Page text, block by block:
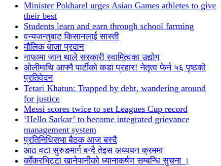
Minister Pokharel urges Asian Games athletes to give
their best
Students learn and earn through school farming
वन्यजन्तुबाट किसानलाई सास्ती
मौलिक बाजा प्रदान
नाफामा जान थाले सरकारी स्वामित्वका उद्योग
ओलीमाथि आफ्नै पार्टीको कडा प्रहार! नेतृत्व फेर्न ५६ पृष्ठको
प्रतिवेदन
Tetari Khatun: Trapped by debt, wandering around
for justice
Messi scores twice to set Leagues Cup record
‘Hello Sarkar’ to become integrated grievance
management system
प्रतिनिधिसभा बैठक आज बस्दै
आठ वटा सुरुङमार्ग बन्दै तेइस अध्ययन क्रममा
काँकरभिट्टा खानेपानीको ध्यानाकर्षण सम्बन्धि सुचना ।